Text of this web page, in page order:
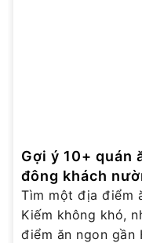
Gợi ý 10+ quán
đông khách
Tìm một địa điểm
Kiếm không khó,
điểm ăn ngon gần